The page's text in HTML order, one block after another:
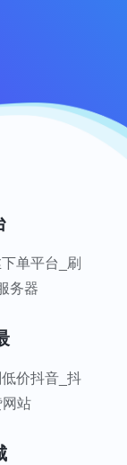
单平台_刷
务器
价抖音_抖
站